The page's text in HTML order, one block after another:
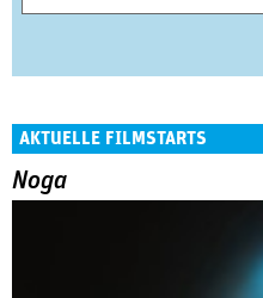
AKTUELLE FILMSTARTS
Noga